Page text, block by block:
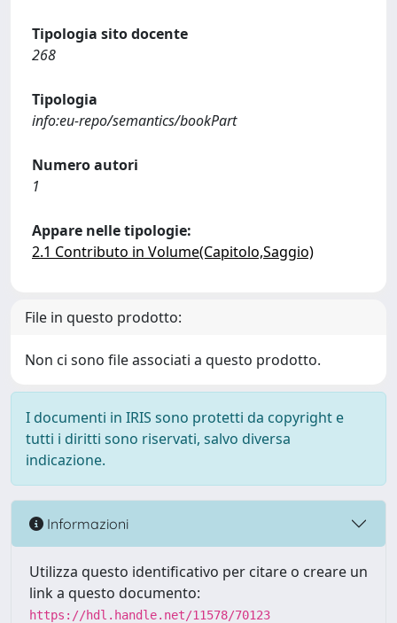
Tipologia sito docente
268
Tipologia
info:eu-repo/semantics/bookPart
Numero autori
1
Appare nelle tipologie:
2.1 Contributo in Volume(Capitolo,Saggio)
File in questo prodotto:
Non ci sono file associati a questo prodotto.
I documenti in IRIS sono protetti da copyright e
tutti i diritti sono riservati, salvo diversa
indicazione.
Informazioni
Utilizza questo identificativo per citare o creare un
link a questo documento:
https://hdl.handle.net/11578/70123